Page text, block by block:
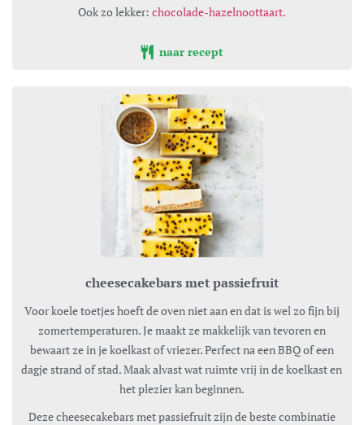
Ook zo lekker: chocolade-hazelnoottaart.
naar recept
cheesecakebars met passiefruit
Voor koele toetjes hoeft de oven niet aan en dat is wel zo fijn bij
zomertemperaturen. Je maakt ze makkelijk van tevoren en
bewaart ze in je koelkast of vriezer. Perfect na een BBQ of een
dagje strand of stad. Maak alvast wat ruimte vrij in de koelkast en
het plezier kan beginnen.
Deze cheesecakebars met passiefruit zijn de beste combinatie